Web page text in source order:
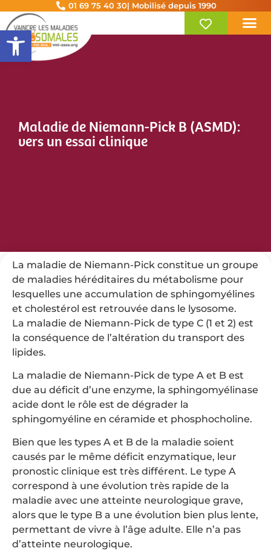
Ouvrir la barre d’outils
01 69 75 40 30| Mobilisé depuis 1990
Maladie de Niemann-Pick B (ASMD):
vers un essai clinique
La maladie de Niemann-Pick constitue un groupe
de maladies héréditaires du métabolisme pour
lesquelles une accumulation de sphingomyélines
et cholestérol est retrouvée dans le lysosome.
La maladie de Niemann-Pick de type C (1 et 2) est
la conséquence de l’altération du transport des
lipides.
La maladie de Niemann-Pick de type A et B est
due au déficit d’une enzyme, la sphingomyélinase
acide dont le rôle est de dégrader la
sphingomyéline en céramide et phosphocholine.
Bien que les types A et B de la maladie soient
causés par le même déficit enzymatique, leur
pronostic clinique est très différent. Le type A
correspond à une évolution très rapide de la
maladie avec une atteinte neurologique grave,
alors que le type B a une évolution bien plus lente,
permettant de vivre à l’âge adulte. Elle n’a pas
d’atteinte neurologique.